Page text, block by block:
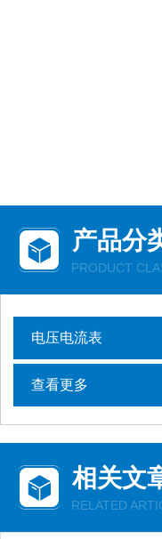
产品分
PRODUCT
电压电流表
查看更多
相关文
RELATED